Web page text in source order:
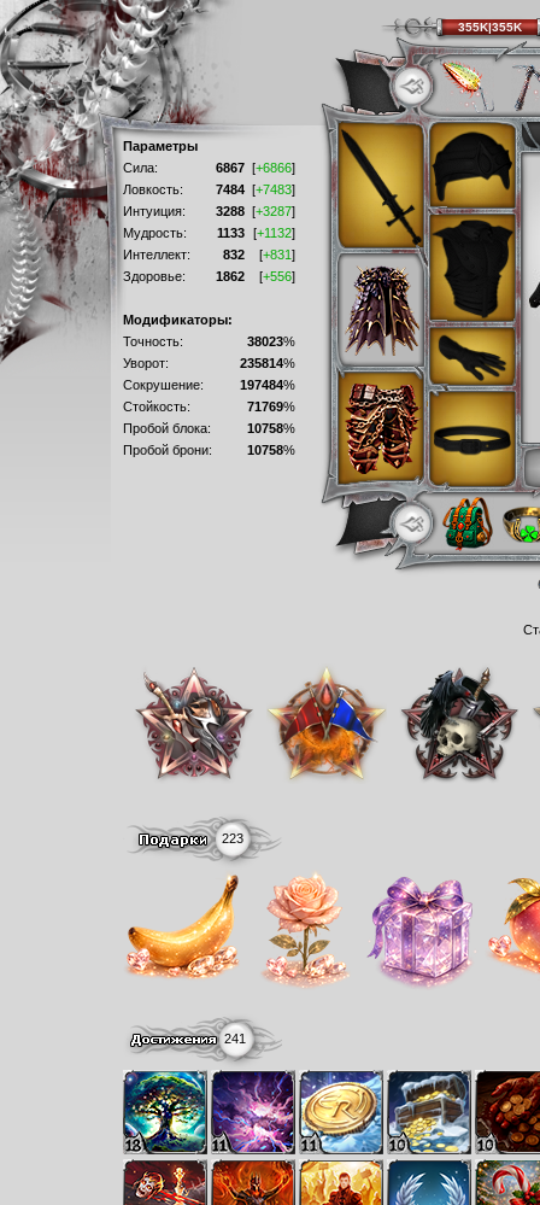
Параметры
Сила:
6867 [+6866]
Ловкость:
7484 [+7483]
Интуиция:
3288 [+3287]
Мудрость:
1133 [+1132]
Интеллект:
832 [+831]
Здоровье:
1862 [+556]
Модификаторы:
Точность:
38023%
Уворот:
235814%
Сокрушение:
197484%
Стойкость:
71769%
Пробой блока:
10758%
Пробой брони:
10758%
223
241
355K|355K